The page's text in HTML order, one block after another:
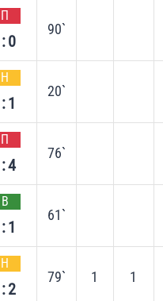
П
90`
Н
20`
П
76`
В
61`
Н
79` 1 1